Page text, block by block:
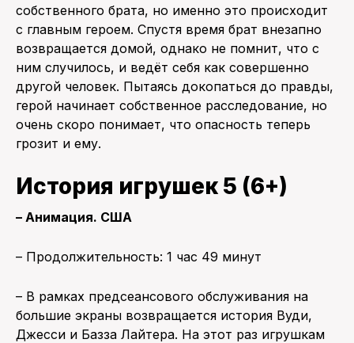
собственного брата, но именно это происходит
с главным героем. Спустя время брат внезапно
возвращается домой, однако не помнит, что с
ним случилось, и ведёт себя как совершенно
другой человек. Пытаясь докопаться до правды,
герой начинает собственное расследование, но
очень скоро понимает, что опасность теперь
грозит и ему.
История игрушек 5 (6+)
– Анимация. США
– Продолжительность: 1 час 49 минут
– В рамках предсеансового обслуживания на
большие экраны возвращается история Вуди,
Джесси и Базза Лайтера. На этот раз игрушкам